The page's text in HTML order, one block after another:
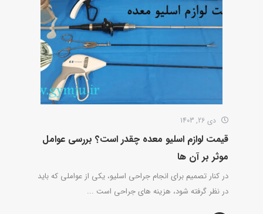
دی 26, 1403
قیمت لوازم اسلیو معده چقدر است؟ بررسی عوامل
موثر بر آن ها
در کنار تصمیم برای انجام جراحی اسلیو، یکی از عواملی که باید
در نظر گرفته شود، هزینه های جراحی است ...